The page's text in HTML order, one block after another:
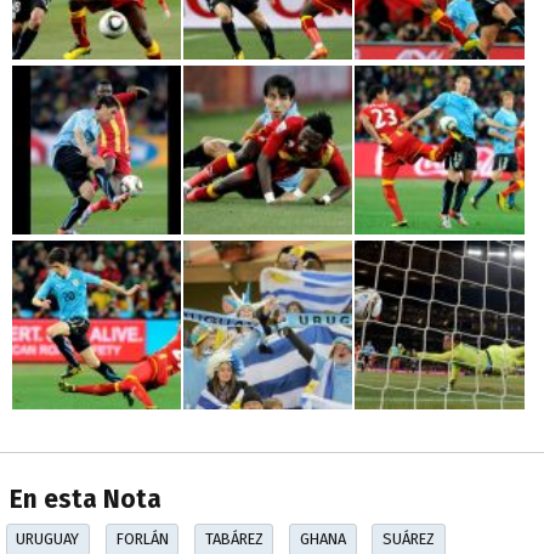
En esta Nota
URUGUAY FORLÁN TABÁREZ GHANA SUÁREZ